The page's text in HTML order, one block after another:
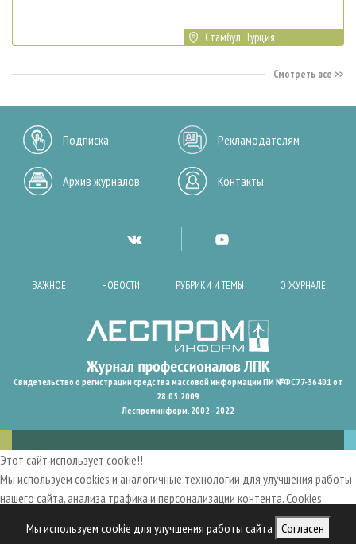
Мы используем cookie для улучшения работы сайта Согласен
Стамбул, Турция
Смотреть все
Подписка Рекламодателям
Архив журналов Контакты
ВАЖНОЕ НОВОСТИ РУБРИКИ И ТЕМЫ О ЖУРНАЛЕ
Свидетельство о регистрации средства массовой информации ПИ №ФС77-36401 от
28.05.2009
Леспроминформ. 2002 - 2022
Этот сайт использует cookie!!
Мы используем cookies и аналогичные технологии для улучшения работы
нашего сайта, анализа трафика и персонализации контента. Cookies
пользовательский опыт